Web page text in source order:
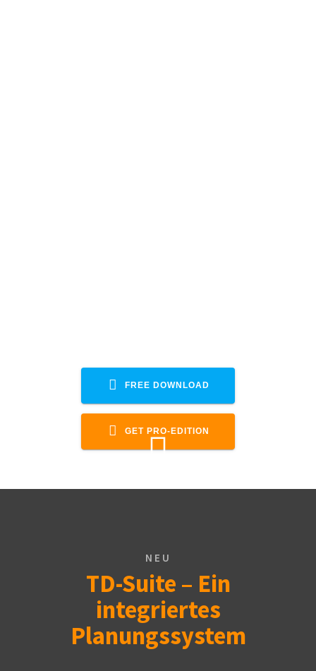
FREE DOWNLOAD
GET PRO-EDITION
NEU
TD-Suite – Ein
integriertes
Planungssystem